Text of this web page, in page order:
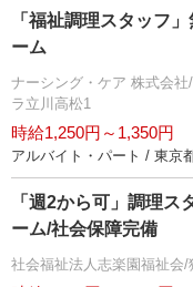
「福祉調理スタッフ
ーム
ナーシング・ケア 株式会
ラ立川高松1
時給1,250円～1,350円
アルバイト・パート / 東京
「週2から可」調理
ーム/社会保障完備
社会福祉法人志楽園福祉会/